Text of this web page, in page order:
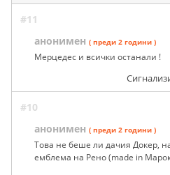
#11
анонимен ( преди 2 години )
Mерцедес и всички останали !
#10
анонимен ( преди 2 години )
Това не беше ли дачия Докер,
емблема на Рено (made in